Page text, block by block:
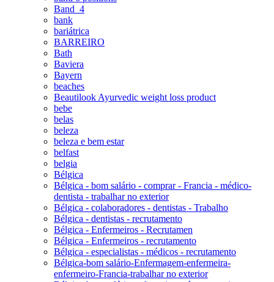
Band_4
bank
bariátrica
BARREIRO
Bath
Baviera
Bayern
beaches
Beautilook Ayurvedic weight loss product
bebe
belas
beleza
beleza e bem estar
belfast
belgia
Bélgica
Bélgica - bom salário - comprar - Francia - médico-
dentista - trabalhar no exterior
Bélgica - colaboradores - dentistas - Trabalho
Bélgica - dentistas - recrutamento
Bélgica - Enfermeiros - Recrutamen
Bélgica - Enfermeiros - recrutamento
Bélgica - especialistas - médicos - recrutamento
Bélgica-bom salário-Enfermagem-enfermeira-
enfermeiro-Francia-trabalhar no exterior